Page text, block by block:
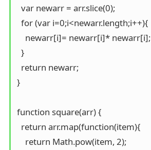
  var newarr = arr.slice(0);
  for (var i=0;i<newarr.length;i++){
    newarr[i]= newarr[i]* newarr[i];
  }
  return newarr;
}
function square(arr) {
  return arr.map(function(item){
    return Math.pow(item, 2);